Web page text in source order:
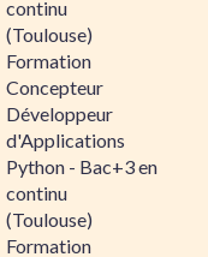
continu
(Toulouse)
Formation
Concepteur
Développeur
d'Applications
Python - Bac+3 en
continu
(Toulouse)
Formation